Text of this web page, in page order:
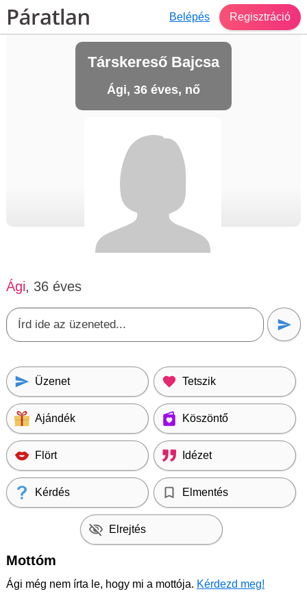
Belépés Regisztráció
Társkereső Bajcsa
Ági, 36 éves, nő
Ági, 36 éves
Üzenet Tetszik
Ajándék Köszöntő
Flört Idézet
Kérdés Elmentés
Elrejtés
Mottóm
Ági még nem írta le, hogy mi a mottója. Kérdezd meg!